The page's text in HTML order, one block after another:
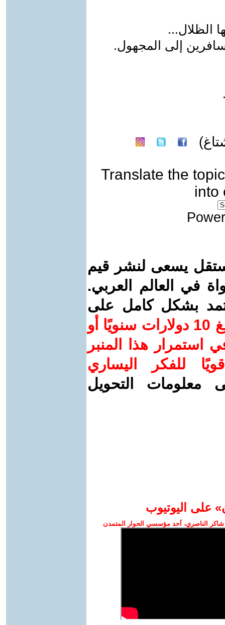
الظلال...
إلى المجهول.
Translate the topic
into
يسعى لنشر قيم
في العالم العربي.
بشكل كامل على
ساهم/ي معنا! بدعمكم بمبلغ 10 دولارات سنويًا أو
استمرار هذا المنبر
للفكر اليساري
معلومات التحويل
على اليوتيوب
الناصري، أحد مؤسسي الحوار المتمدن